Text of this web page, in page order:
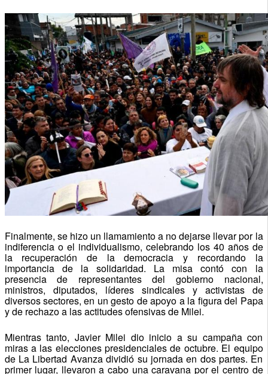
Finalmente, se hizo un llamamiento a no dejarse llevar por la
indiferencia o el individualismo, celebrando los 40 años de
la recuperación de la democracia y recordando la
importancia de la solidaridad. La misa contó con la
presencia de representantes del gobierno nacional,
ministros, diputados, líderes sindicales y activistas de
diversos sectores, en un gesto de apoyo a la figura del Papa
y de rechazo a las actitudes ofensivas de Milei.
Mientras tanto, Javier Milei dio inicio a su campaña con
miras a las elecciones presidenciales de octubre. El equipo
de La Libertad Avanza dividió su jornada en dos partes. En
primer lugar, llevaron a cabo una caravana por el centro de